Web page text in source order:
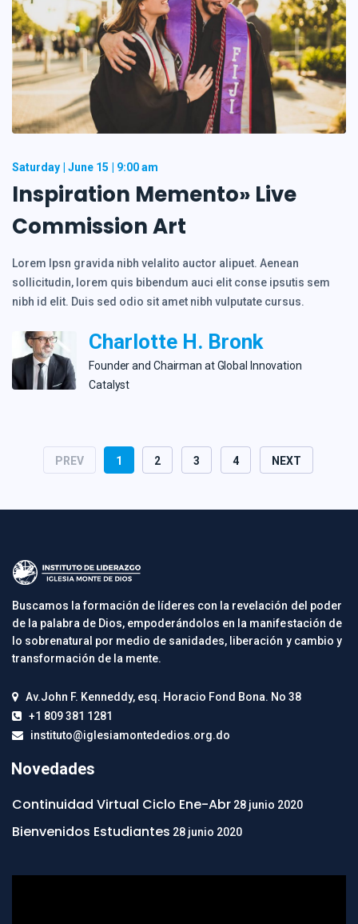
Saturday June 15 9:00 am
Inspiration Memento» Live
Commission Art
Lorem Ipsn gravida nibh velalito auctor alipuet. Aenean
sollicitudin, lorem quis bibendum auci elit conse ipsutis sem
nibh id elit. Duis sed odio sit amet nibh vulputate cursus.
Charlotte H. Bronk
Founder and Сhairman at Global Innovation
Catalyst
PREV 1 2 3 4 NEXT
Buscamos la formación de líderes con la revelación del poder
de la palabra de Dios, empoderándolos en la manifestación de
lo sobrenatural por medio de sanidades, liberación y cambio y
transformación de la mente.
Av.John F. Kenneddy, esq. Horacio Fond Bona. No 38
+1 809 381 1281
instituto@iglesiamontededios.org.do
Novedades
Continuidad Virtual Ciclo Ene-Abr 28 junio 2020
Bienvenidos Estudiantes 28 junio 2020